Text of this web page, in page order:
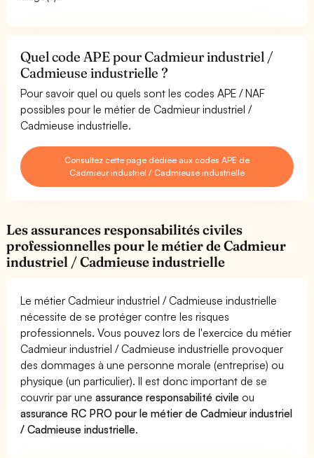
Quel code APE pour Cadmieur industriel /
Cadmieuse industrielle ?
Pour savoir quel ou quels sont les codes APE / NAF
possibles pour le métier de Cadmieur industriel /
Cadmieuse industrielle.
Consultez cette page dédiée aux codes APE de
Cadmieur industriel / Cadmieuse industrielle
Les assurances responsabilités civiles
professionnelles pour le métier de Cadmieur
industriel / Cadmieuse industrielle
Le métier Cadmieur industriel / Cadmieuse industrielle
nécessite de se protéger contre les risques
professionnels. Vous pouvez lors de l'exercice du métier
Cadmieur industriel / Cadmieuse industrielle provoquer
des dommages à une personne morale (entreprise) ou
physique (un particulier). Il est donc important de se
couvrir par uneassurance responsabilité civile ou
assurance RC PRO pour le métier de Cadmieur industriel
/ Cadmieuse industrielle.